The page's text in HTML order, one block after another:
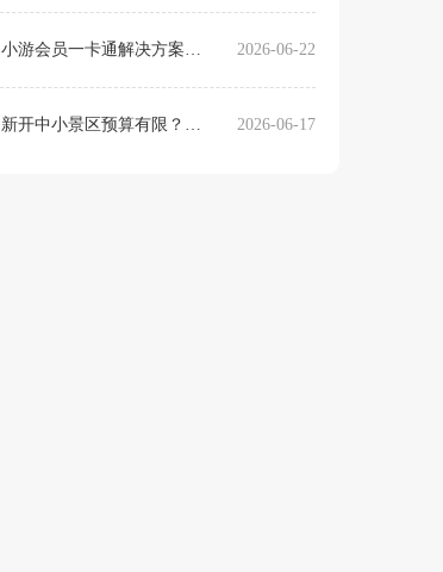
小游会员一卡通解决方案：消费游玩更省心！ 2026-06-22
新开中小景区预算有限？分 3 阶段搭建售检票系统，小游票务轻量化方案直接落地 2026-06-17